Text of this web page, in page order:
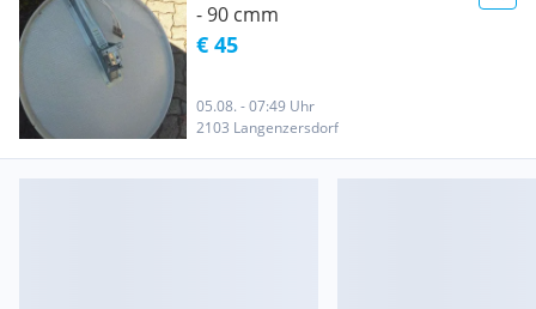
- 90 cmm
€ 45
05.08. - 07:49 Uhr
2103 Langenzersdorf